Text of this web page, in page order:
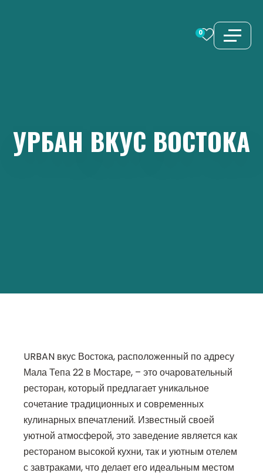
0
УРБАН ВКУС ВОСТОКА
URBAN вкус Востока, расположенный по адресу
Мала Тепа 22 в Мостаре, – это очаровательный
ресторан, который предлагает уникальное
сочетание традиционных и современных
кулинарных впечатлений. Известный своей
уютной атмосферой, это заведение является как
рестораном высокой кухни, так и уютным отелем
с завтраками, что делает его идеальным местом